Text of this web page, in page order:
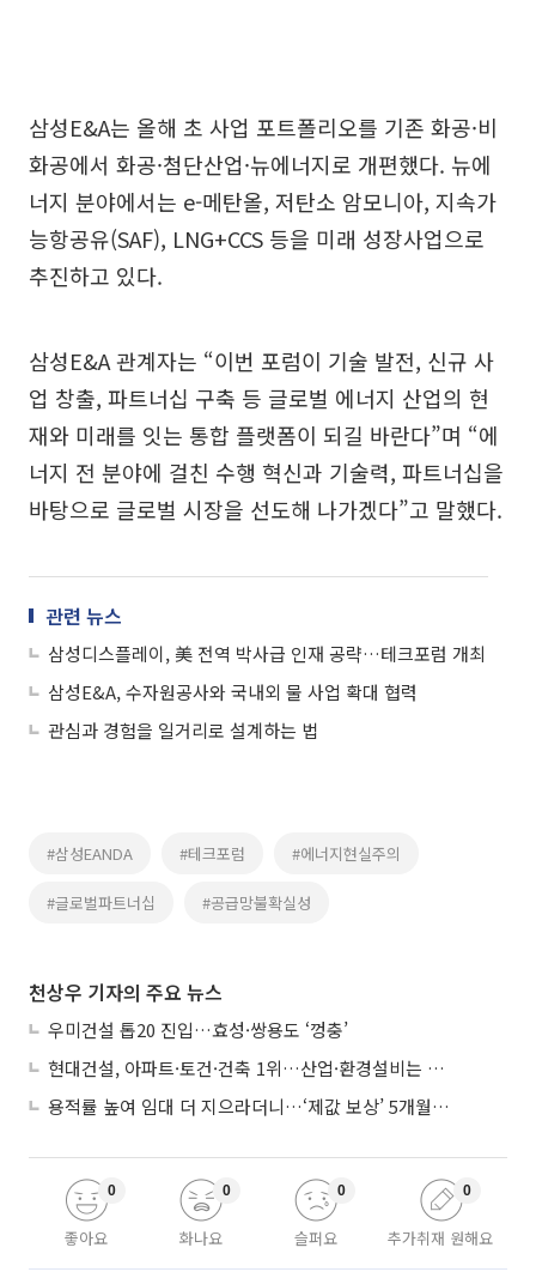
삼성E&A는 올해 초 사업 포트폴리오를 기존 화공·비
화공에서 화공·첨단산업·뉴에너지로 개편했다. 뉴에
너지 분야에서는 e-메탄올, 저탄소 암모니아, 지속가
능항공유(SAF), LNG+CCS 등을 미래 성장사업으로
추진하고 있다.
삼성E&A 관계자는 “이번 포럼이 기술 발전, 신규 사
업 창출, 파트너십 구축 등 글로벌 에너지 산업의 현
재와 미래를 잇는 통합 플랫폼이 되길 바란다”며 “에
너지 전 분야에 걸친 수행 혁신과 기술력, 파트너십을
바탕으로 글로벌 시장을 선도해 나가겠다”고 말했다.
관련 뉴스
삼성디스플레이, 美 전역 박사급 인재 공략…테크포럼 개최
삼성E&A, 수자원공사와 국내외 물 사업 확대 협력
관심과 경험을 일거리로 설계하는 법
#삼성EANDA #테크포럼 #에너지현실주의
#글로벌파트너십 #공급망불확실성
천상우 기자의 주요 뉴스
우미건설 톱20 진입…효성·쌍용도 ‘껑충’
현대건설, 아파트·토건·건축 1위…산업·환경설비는 삼성E&A
용적률 높여 임대 더 지으라더니…‘제값 보상’ 5개월째 국회에 발목
좋아요
0
화나요
0
슬퍼요
0
추가취재 원해요
0